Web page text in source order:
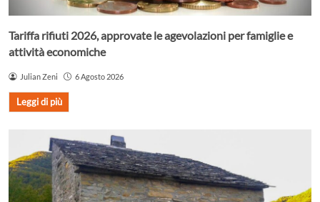
Tariffa rifiuti 2026, approvate le agevolazioni per famiglie e
attività economiche
Julian Zeni 6 Agosto 2026
Leggi di più